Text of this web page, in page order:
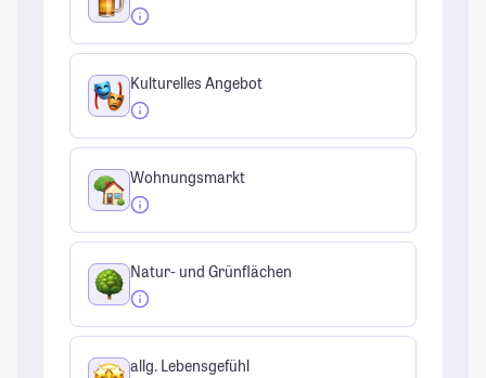
Kulturelles Angebot
Wohnungsmarkt
Natur- und Grünflächen
allg. Lebensgefühl